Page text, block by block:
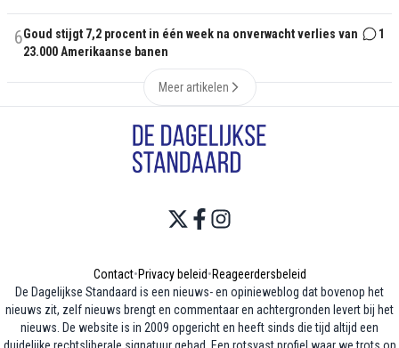
6Goud stijgt 7,2 procent in één week na onverwacht verlies van
23.000 Amerikaanse banen
1
Meer artikelen
Contact•Privacy beleid•Reageerdersbeleid
De Dagelijkse Standaard is een nieuws- en opinieweblog dat bovenop het
nieuws zit, zelf nieuws brengt en commentaar en achtergronden levert bij het
nieuws. De website is in 2009 opgericht en heeft sinds die tijd altijd een